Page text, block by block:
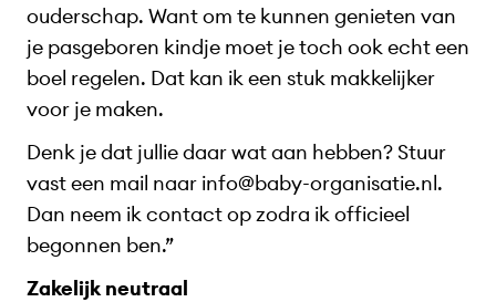
ouderschap. Want om te kunnen genieten van
je pasgeboren kindje moet je toch ook echt een
boel regelen. Dat kan ik een stuk makkelijker
voor je maken.
Denk je dat jullie daar wat aan hebben? Stuur
vast een mail naar info@baby-organisatie.nl.
Dan neem ik contact op zodra ik officieel
begonnen ben.”
Zakelijk neutraal